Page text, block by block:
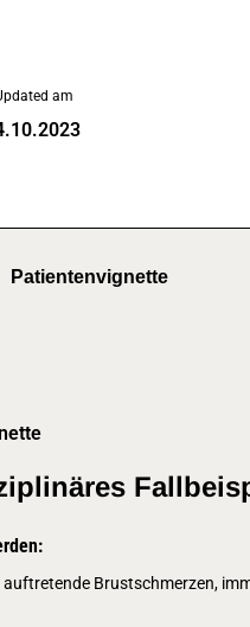
am
Patientenvignette
Brustschmerzen,